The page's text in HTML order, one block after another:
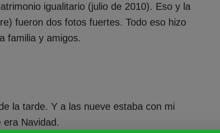
igualitario (julio de 2010). Eso y la
fueron dos fotos fuertes. Todo eso hizo
familia y amigos.
la tarde. Y a las nueve estaba con mi
era Navidad.